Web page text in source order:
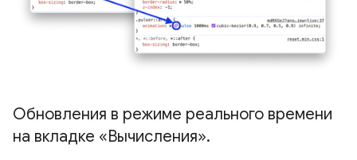
Обновления в режиме реального времени
на вкладке «Вычисления».